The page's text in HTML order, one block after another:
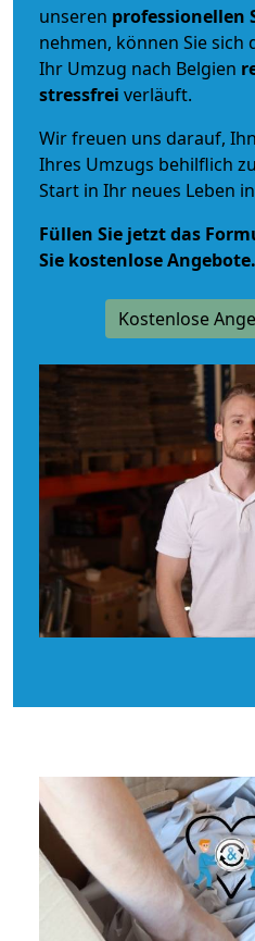
unseren professionellen
nehmen, können Sie sich
Ihr Umzug nach Belgien
stressfrei verläuft.
Wir freuen uns darauf,
Ihres Umzugs behilflich
Start in Ihr neues Leben
Füllen Sie jetzt das
Sie kostenlose Angebote.
Kostenlose